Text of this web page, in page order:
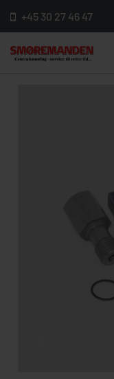
+45 30 27 46 47